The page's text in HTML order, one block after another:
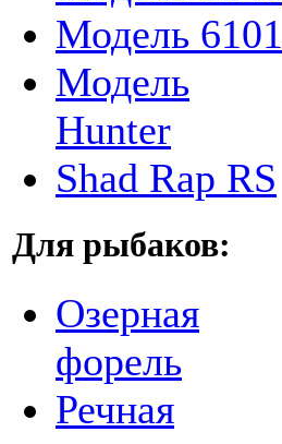
Модель 6101
Модель
Hunter
Shad Rap RS
Для рыбаков:
Озерная
форель
Речная